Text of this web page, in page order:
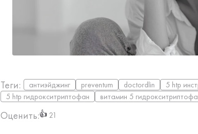
Теги: антиэйджинг preventum doctordlin 5 htp
5 htp гидрокситриптофан
витамин 5
Оценить:👍 21